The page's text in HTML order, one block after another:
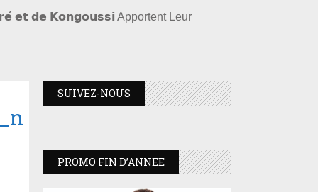
𝗲𝘁 𝗱𝗲 𝗞𝗼𝗻𝗴𝗼𝘂𝘀𝘀𝗶 Apportent Leur
SUIVEZ-NOUS
PROMO FIN D’ANNEE